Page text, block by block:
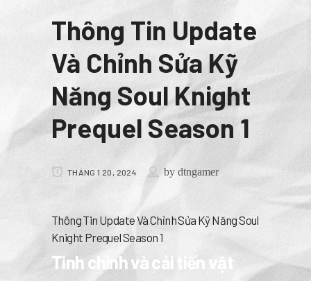
Thông Tin Update
Và Chỉnh Sửa Kỹ
Năng Soul Knight
Prequel Season 1
THÁNG 1 20, 2024 bydtngamer
Thông Tin Update Và Chỉnh Sửa Kỹ Năng Soul
Knight Prequel Season 1
Tinh chỉnh và cải tiến vật